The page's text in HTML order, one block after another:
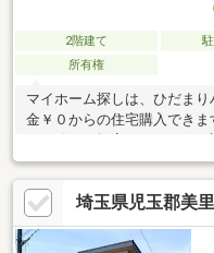
2階建て
所有権
マイホーム探しは、ひだま
金￥０からの住宅購入できま
スピーディーです。 ■イン
です。 ■ご希望の方にはメ
■お忙しいときは現地待合せ
希望大歓迎です! ■住宅ロー
い致します。
埼玉県児玉郡美